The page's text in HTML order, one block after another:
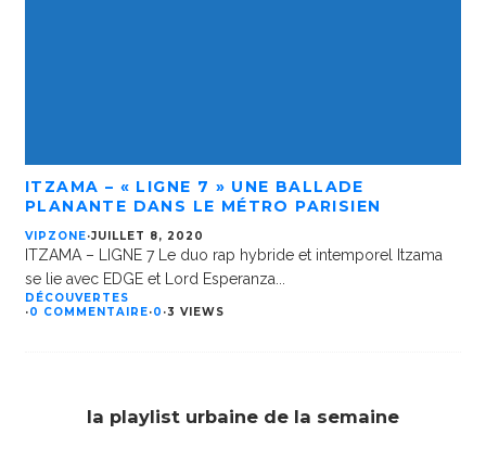
ITZAMA – « LIGNE 7 » UNE BALLADE
PLANANTE DANS LE MÉTRO PARISIEN
VIPZONE·JUILLET 8, 2020
ITZAMA – LIGNE 7 Le duo rap hybride et intemporel Itzama
se lie avec EDGE et Lord Esperanza
DÉCOUVERTES
·0 COMMENTAIRE·0 ·3 VIEWS
la playlist urbaine de la semaine